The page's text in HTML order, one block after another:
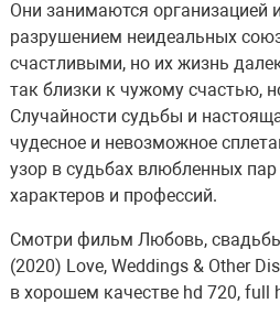
Они занимаются организацией
разрушением неидеальных
счастливыми, но их жизнь
так близки к чужому счастью,
Случайности судьбы и
чудесное и невозможное
узор в судьбах влюбленных
характеров и профессий.
Смотри фильм Любовь,
(2020) Love, Weddings & Other
в хорошем качестве hd 720, full